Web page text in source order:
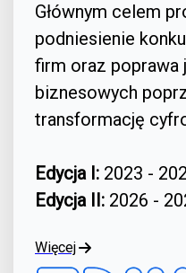
Głównym celem
podniesienie
firm oraz poprawa
biznesowych
transformację
Edycja I: 2023 -
Edycja II: 2026 -
Więcej